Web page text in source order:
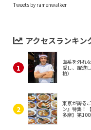
Tweets by ramenwalker
アクセスランキン
直系を外れ
愛し、躍進
柏）
東京が誇る
ン』特集！
多摩】第